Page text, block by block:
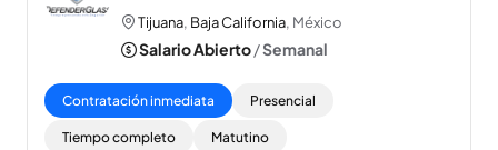
Tijuana, Baja California, México
Salario Abierto/Semanal
Contratación inmediata Presencial
Tiempo completo Matutino